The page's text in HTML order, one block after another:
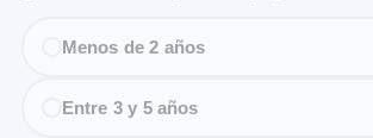
Menos de 2 años
Entre 3 y 5 años